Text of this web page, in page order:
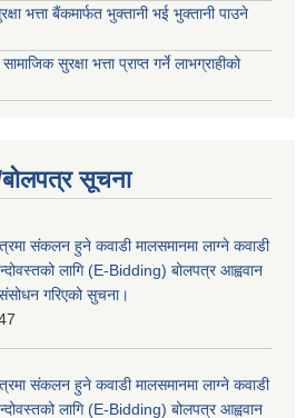
भत्ता बैंकमार्फत भुक्तानी भई भुक्तानी पाउने
सुरक्षा भत्ता प्राप्त गर्ने लाभग्राहीको
सूचना
संकलन हुने कवाडी मालसमानमा लाग्ने कवाडी
लागि (E-Bidding) बोलपत्र आह्ववान
गरिएको सुचना।
संकलन हुने कवाडी मालसमानमा लाग्ने कवाडी
लागि (E-Bidding) बोलपत्र आह्ववान